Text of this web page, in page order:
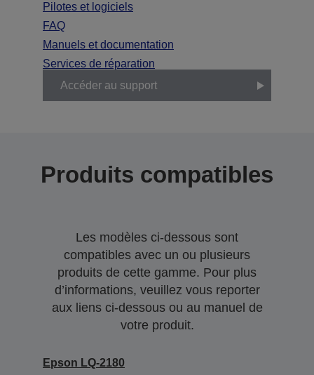
Pilotes et logiciels
FAQ
Manuels et documentation
Services de réparation
Accéder au support
Produits compatibles
Les modèles ci-dessous sont
compatibles avec un ou plusieurs
produits de cette gamme. Pour plus
d’informations, veuillez vous reporter
aux liens ci-dessous ou au manuel de
votre produit.
Epson LQ-2180